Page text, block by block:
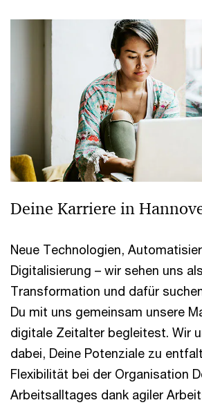
Deine Karriere in
Neue Technologien,
Digitalisierung – wir sehen uns
Transformation und dafür
Du mit uns gemeinsam unsere
digitale Zeitalter begleitest. Wir
dabei, Deine Potenziale zu
Flexibilität bei der Organisation
Arbeitsalltages dank agiler